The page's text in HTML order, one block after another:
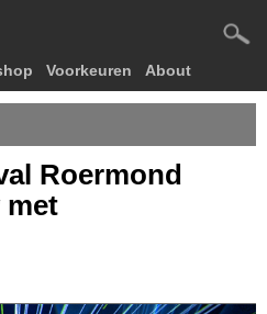
Voorkeuren About
Roermond
met